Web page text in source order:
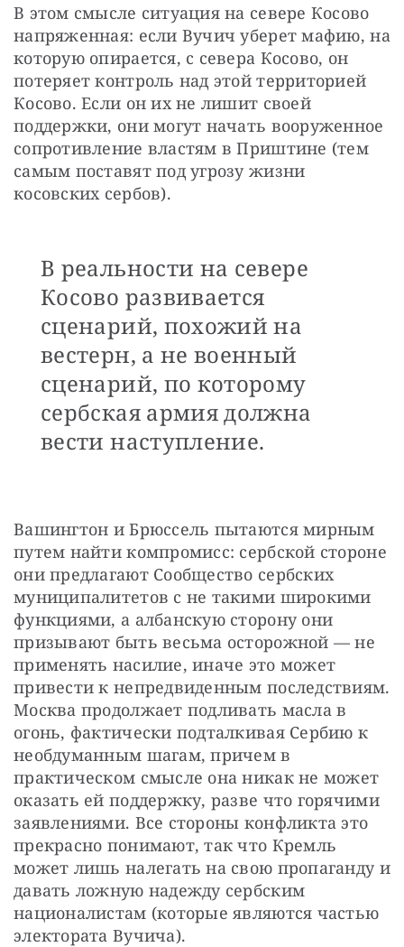
В этом смысле ситуация на севере Косово
напряженная: если Вучич уберет мафию, на
которую опирается, с севера Косово, он
потеряет контроль над этой территорией
Косово. Если он их не лишит своей
поддержки, они могут начать вооруженное
сопротивление властям в Приштине (тем
самым поставят под угрозу жизни
косовских сербов).
В реальности на севере
Косово развивается
сценарий, похожий на
вестерн, а не военный
сценарий, по которому
сербская армия должна
вести наступление.
Вашингтон и Брюссель пытаются мирным
путем найти компромисс: сербской стороне
они предлагают Сообщество сербских
муниципалитетов с не такими широкими
функциями, а албанскую сторону они
призывают быть весьма осторожной — не
применять насилие, иначе это может
привести к непредвиденным последствиям.
Москва продолжает подливать масла в
огонь, фактически подталкивая Сербию к
необдуманным шагам, причем в
практическом смысле она никак не может
оказать ей поддержку, разве что горячими
заявлениями. Все стороны конфликта это
прекрасно понимают, так что Кремль
может лишь налегать на свою пропаганду и
давать ложную надежду сербским
националистам (которые являются частью
электората Вучича).